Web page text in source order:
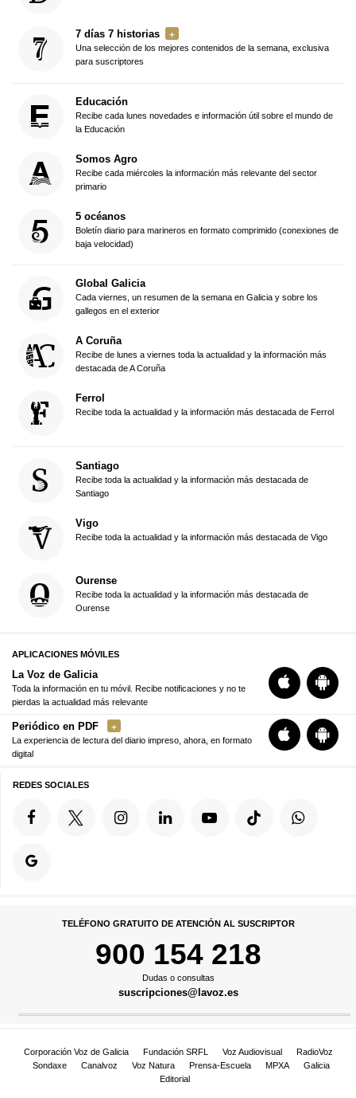
7 días 7 historias
Una selección de los mejores contenidos de la semana, exclusiva
para suscriptores
Educación
Recibe cada lunes novedades e información útil sobre el mundo de
la Educación
Somos Agro
Recibe cada miércoles la información más relevante del sector
primario
5 océanos
Boletín diario para marineros en formato comprimido (conexiones de
baja velocidad)
Global Galicia
Cada viernes, un resumen de la semana en Galicia y sobre los
gallegos en el exterior
A Coruña
Recibe de lunes a viernes toda la actualidad y la información más
destacada de A Coruña
Ferrol
Recibe toda la actualidad y la información más destacada de Ferrol
Santiago
Recibe toda la actualidad y la información más destacada de
Santiago
Vigo
Recibe toda la actualidad y la información más destacada de Vigo
Ourense
Recibe toda la actualidad y la información más destacada de
Ourense
APLICACIONES MÓVILES
La Voz de Galicia
Toda la información en tu móvil. Recibe notificaciones y no te
pierdas la actualidad más relevante
Periódico en PDF
La experiencia de lectura del diario impreso, ahora, en formato
digital
REDES SOCIALES
TELÉFONO GRATUITO DE ATENCIÓN AL SUSCRIPTOR
900 154 218
Dudas o consultas
suscripciones@lavoz.es
Corporación Voz de Galicia Fundación SRFL Voz Audiovisual
RadioVoz
Sondaxe
Canalvoz Voz Natura Prensa-Escuela MPXA
Galicia
Editorial